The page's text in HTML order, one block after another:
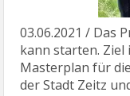
03.06.2021 / Das
kann starten. Ziel
Masterplan für
der Stadt Zeitz